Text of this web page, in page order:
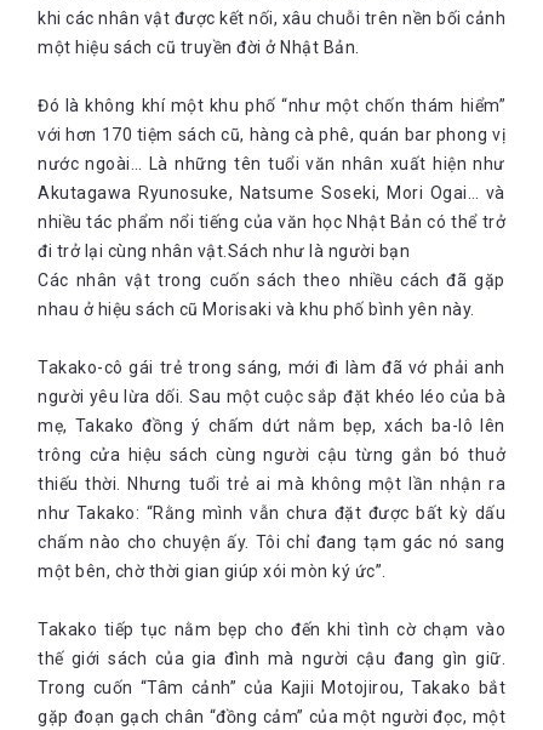
khi các nhân vật được kết nối, xâu chuỗi trên nền bối cảnh
một hiệu sách cũ truyền đời ở Nhật Bản.
Đó là không khí một khu phố “như một chốn thám hiểm”
với hơn 170 tiệm sách cũ, hàng cà phê, quán bar phong vị
nước ngoài… Là những tên tuổi văn nhân xuất hiện như
Akutagawa Ryunosuke, Natsume Soseki, Mori Ogai… và
nhiều tác phẩm nổi tiếng của văn học Nhật Bản có thể trở
đi trở lại cùng nhân vật.Sách như là người bạn
Các nhân vật trong cuốn sách theo nhiều cách đã gặp
nhau ở hiệu sách cũ Morisaki và khu phố bình yên này.
Takako-cô gái trẻ trong sáng, mới đi làm đã vớ phải anh
người yêu lừa dối. Sau một cuộc sắp đặt khéo léo của bà
mẹ, Takako đồng ý chấm dứt nằm bẹp, xách ba-lô lên
trông cửa hiệu sách cùng người cậu từng gắn bó thuở
thiếu thời. Nhưng tuổi trẻ ai mà không một lần nhận ra
như Takako: “Rằng mình vẫn chưa đặt được bất kỳ dấu
chấm nào cho chuyện ấy. Tôi chỉ đang tạm gác nó sang
một bên, chờ thời gian giúp xói mòn ký ức”.
Takako tiếp tục nằm bẹp cho đến khi tình cờ chạm vào
thế giới sách của gia đình mà người cậu đang gìn giữ.
Trong cuốn “Tâm cảnh” của Kajii Motojirou, Takako bắt
gặp đoạn gạch chân “đồng cảm” của một người đọc, một